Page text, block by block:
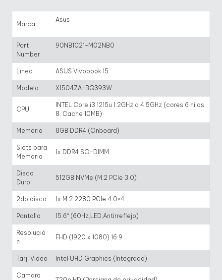
Marca
Asus
Part
Number
90NB1021-M02NB0
Línea ASUS Vivobook 15
Modelo X1504ZA-BQ393W
CPU
INTEL Core i3 1215u 1.2GHz a 4.5GHz (cores 6 hilos
8, Cache 10MB)
Memoria 8GB DDR4 (Onboard)
Slots para
Memoria
1x DDR4 SO-DIMM
Disco
Duro
512GB NVMe (M.2 PCIe 3.0)
2do disco 1x M.2 2280 PCIe 4.0×4
Pantalla 15.6″ (60Hz,LED,Antirreflejo)
Resolució
n
FHD (1920 x 1080) 16:9
Tarj. Video Intel UHD Graphics (Integrada)
Camara